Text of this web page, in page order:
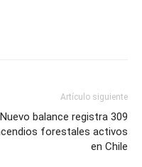
Artículo siguiente
Nuevo balance registra 309
forestales activos
en Chile